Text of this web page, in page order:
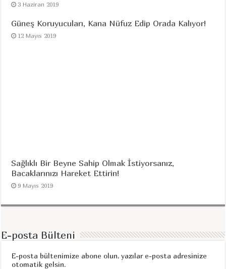
3 Haziran 2019
Güneş Koruyucuları, Kana Nüfuz Edip Orada Kalıyor!
12 Mayıs 2019
Sağlıklı Bir Beyne Sahip Olmak İstiyorsanız,
Bacaklarınızı Hareket Ettirin!
9 Mayıs 2019
E-posta Bülteni
E-posta bültenimize abone olun, yazılar e-posta adresinize
otomatik gelsin.